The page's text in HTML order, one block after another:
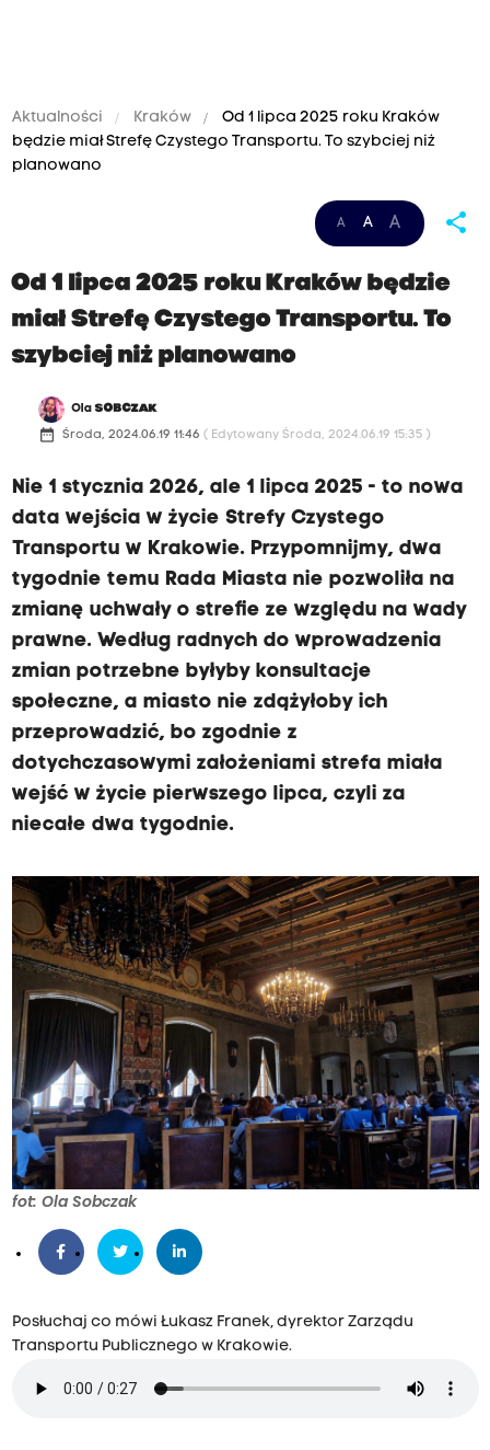
Aktualności Kraków
Od 1 lipca 2025 roku Kraków
będzie miał Strefę Czystego Transportu. To szybciej niż
planowano
A A A share
Od 1 lipca 2025 roku Kraków będzie
miał Strefę Czystego Transportu. To
szybciej niż planowano
OlaSOBCZAK
date_range Środa, 2024.06.19 11:46 ( Edytowany Środa, 2024.06.19 15:35 )
Nie 1 stycznia 2026, ale 1 lipca 2025 - to nowa
data wejścia w życie Strefy Czystego
Transportu w Krakowie. Przypomnijmy, dwa
tygodnie temu Rada Miasta nie pozwoliła na
zmianę uchwały o strefie ze względu na wady
prawne. Według radnych do wprowadzenia
zmian potrzebne byłyby konsultacje
społeczne, a miasto nie zdążyłoby ich
przeprowadzić, bo zgodnie z
dotychczasowymi założeniami strefa miała
wejść w życie pierwszego lipca, czyli za
niecałe dwa tygodnie.
fot: Ola Sobczak
Posłuchaj co mówi Łukasz Franek, dyrektor Zarządu
Transportu Publicznego w Krakowie.
a
k
w
P
r
z
y
p
o
m
n
i
j
m
y
d
w
a
y
g
o
d
n
i
e
e
u
r